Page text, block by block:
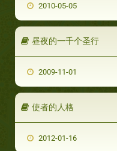
2010-05-05
昼夜的一千个圣行
2009-11-01
使者的人格
2012-01-16